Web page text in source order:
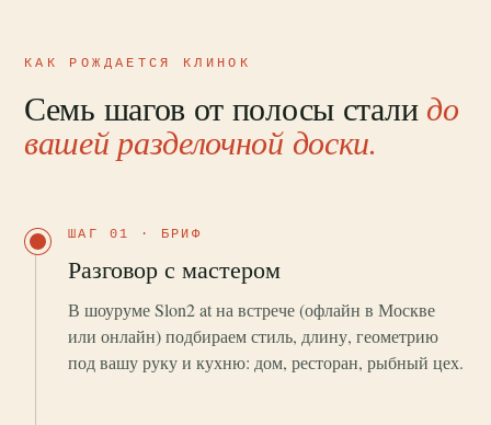
КАК РОЖДАЕТСЯ КЛИНОК
Семь шагов от полосы стали до
вашей разделочной доски.
ШАГ 01 · БРИФ
Разговор с мастером
В шоуруме Slon2 at на встрече (офлайн в Москве
или онлайн) подбираем стиль, длину, геометрию
под вашу руку и кухню: дом, ресторан, рыбный цех.